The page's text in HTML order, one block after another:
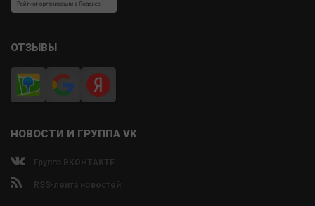
ОТЗЫВЫ
НОВОСТИ И ГРУППА VK
Группа ВКОНТАКТЕ
RSS-лента новостей